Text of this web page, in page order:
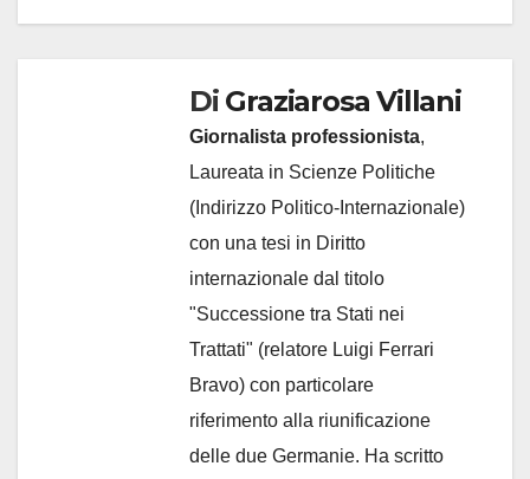
Di Graziarosa Villani
Giornalista professionista,
Laureata in Scienze Politiche
(Indirizzo Politico-Internazionale)
con una tesi in Diritto
internazionale dal titolo
"Successione tra Stati nei
Trattati" (relatore Luigi Ferrari
Bravo) con particolare
riferimento alla riunificazione
delle due Germanie. Ha scritto